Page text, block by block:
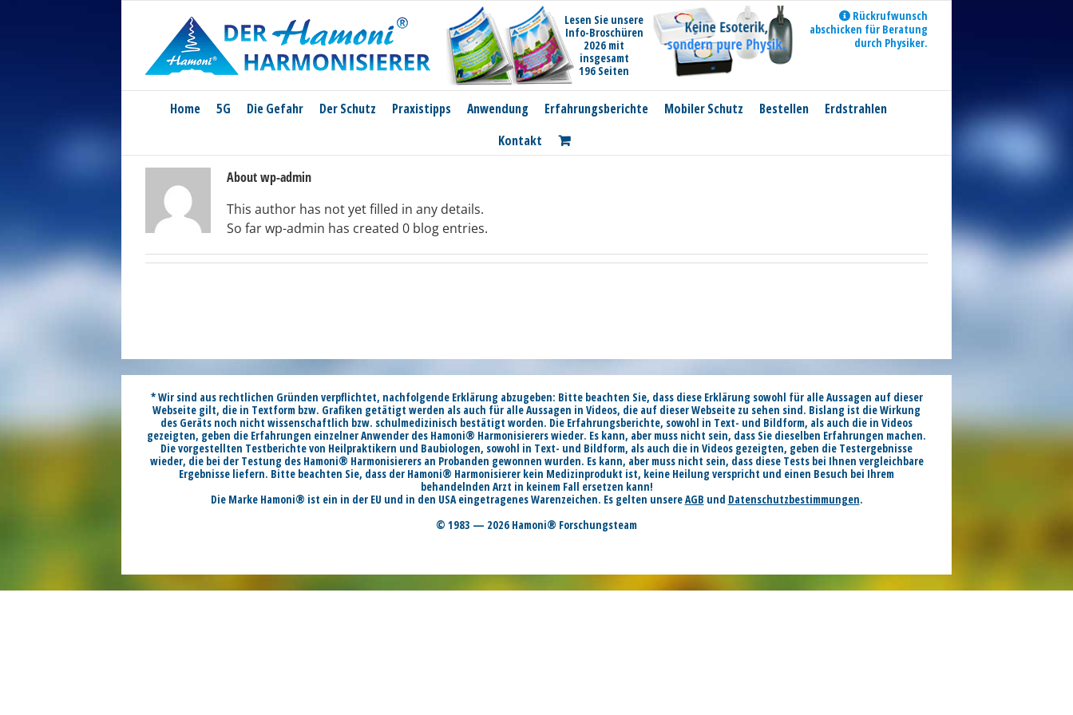
Lesen Sie unsere
Info-Broschüren
2026 mit
insgesamt
196 Seiten
Rückrufwunsch
abschicken für Beratung
durch Physiker.
Home 5G Die Gefahr Der Schutz Praxistipps Anwendung Erfahrungsberichte Mobiler Schutz Bestellen
Erdstrahlen
Kontakt
Aboutwp-admin
This author has not yet filled in any details.
So far wp-admin has created 0 blog entries.
* Wir sind aus rechtlichen Gründen verpflichtet, nachfolgende Erklärung abzugeben: Bitte beachten Sie, dass diese Erklärung sowohl für alle Aussagen auf dieser
Webseite gilt, die in Textform bzw. Grafiken getätigt werden als auch für alle Aussagen in Videos, die auf dieser Webseite zu sehen sind. Bislang ist die Wirkung
des Geräts noch nicht wissenschaftlich bzw. schulmedizinisch bestätigt worden. Die Erfahrungsberichte, sowohl in Text- und Bildform, als auch die in Videos
gezeigten, geben die Erfahrungen einzelner Anwender des Hamoni® Harmonisierers wieder. Es kann, aber muss nicht sein, dass Sie dieselben Erfahrungen machen.
Die vorgestellten Testberichte von Heilpraktikern und Baubiologen, sowohl in Text- und Bildform, als auch die in Videos gezeigten, geben die Testergebnisse
wieder, die bei der Testung des Hamoni® Harmonisierers an Probanden gewonnen wurden. Es kann, aber muss nicht sein, dass diese Tests bei Ihnen vergleichbare
Ergebnisse liefern. Bitte beachten Sie, dass der Hamoni® Harmonisierer kein Medizinprodukt ist, keine Heilung verspricht und einen Besuch bei Ihrem
behandelnden Arzt in keinem Fall ersetzen kann!
Die Marke Hamoni® ist ein in der EU und in den USA eingetragenes Warenzeichen. Es gelten unsereAGB und Datenschutzbestimmungen.
© 1983 — 2026 Hamoni® Forschungsteam